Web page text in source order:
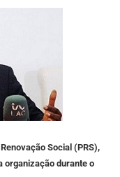
Social (PRS),
organização durante o